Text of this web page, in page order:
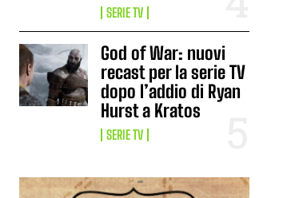
SERIE TV
God of War: nuovi
recast per la serie TV
dopo l’addio di Ryan
Hurst a Kratos
SERIE TV